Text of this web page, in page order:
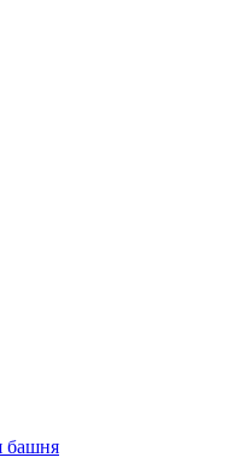
башня